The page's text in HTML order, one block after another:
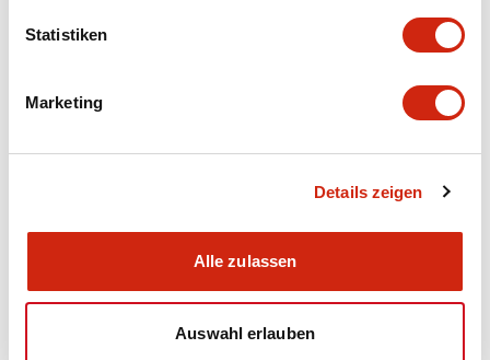
Statistiken
Marketing
Details zeigen
Alle zulassen
Auswahl erlauben
Electrical Specifications (rated illuminated